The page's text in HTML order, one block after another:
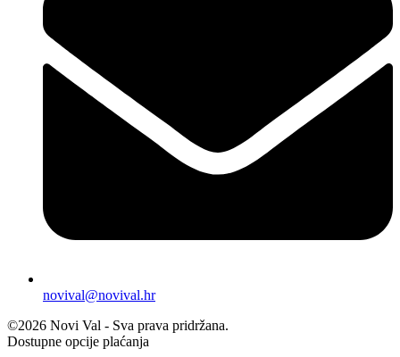
novival@novival.hr
©2026 Novi Val - Sva prava pridržana.
Dostupne opcije plaćanja